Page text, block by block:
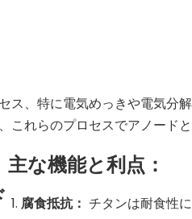
ス、特に電気めっきや電気分
れらのプロセスでアノードと
主な機能と利点：
腐食抵抗： チタンは耐食性